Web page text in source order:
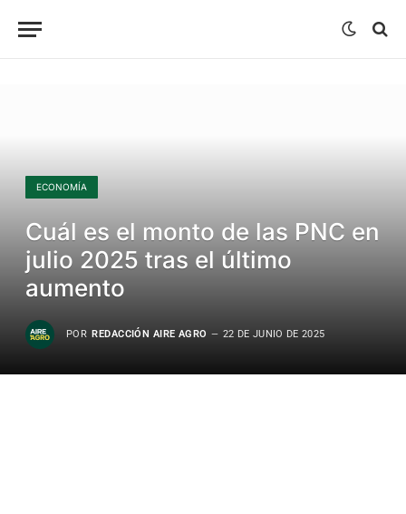
ECONOMÍA
Cuál es el monto de las PNC en
julio 2025 tras el último
aumento
POR REDACCIÓN AIRE AGRO 22 DE JUNIO DE 2025